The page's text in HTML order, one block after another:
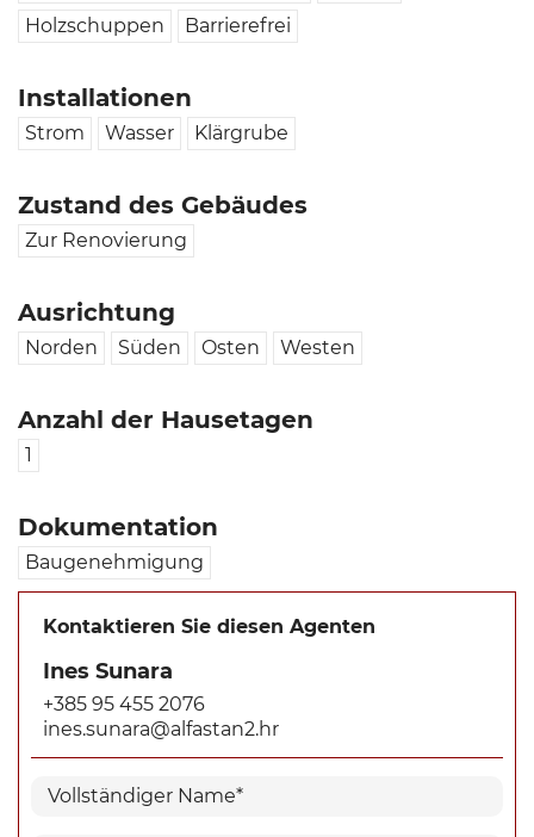
Holzschuppen
Barrierefrei
Installationen
Strom Wasser Klärgrube
Zustand des Gebäudes
Zur Renovierung
Ausrichtung
Norden Süden Osten Westen
Anzahl der Hausetagen
1
Dokumentation
Baugenehmigung
Kontaktieren Sie diesen Agenten
Ines Sunara
+385 95 455 2076
ines.sunara@alfastan2.hr